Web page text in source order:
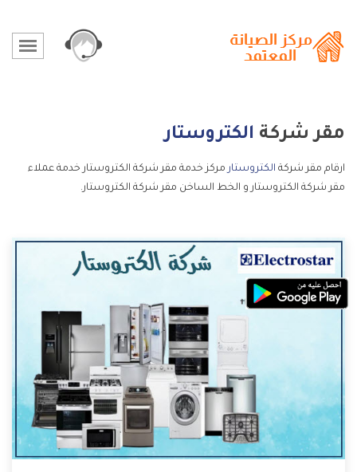
مقر شركة الكتروستار
ارقام مقر شركة الكتروستار مركز خدمة مقر شركة الكتروستار خدمة عملاء
مقر شركة الكتروستار و الخط الساخن مقر شركة الكتروستار.